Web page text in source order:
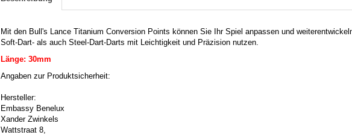
Mit den Bull's Lance Titanium Conversion Points können Sie Ihr Spiel anpassen und
Soft-Dart- als auch Steel-Dart-Darts mit Leichtigkeit und Präzision nutzen.
Länge: 30mm
Angaben zur Produktsicherheit:
Hersteller:
Embassy Benelux
Xander Zwinkels
Wattstraat 8,